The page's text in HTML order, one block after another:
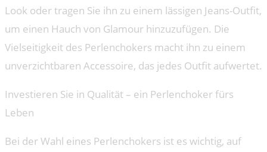
Look oder tragen Sie ihn zu einem lässigen Jeans-Outfit,
um einen Hauch von Glamour hinzuzufügen. Die
Vielseitigkeit des Perlenchokers macht ihn zu einem
unverzichtbaren Accessoire, das jedes Outfit aufwertet.
Investieren Sie in Qualität – ein Perlenchoker fürs
Leben
Bei der Wahl eines Perlenchokers ist es wichtig, auf